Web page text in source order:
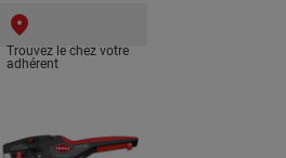
Trouvez le chez votre
adhérent